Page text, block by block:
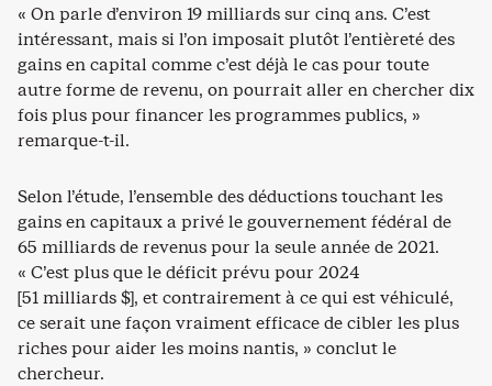
« On parle d’environ 19 milliards sur cinq ans. C’est
intéressant, mais si l’on imposait plutôt l’entièreté des
gains en capital comme c’est déjà le cas pour toute
autre forme de revenu, on pourrait aller en chercher dix
fois plus pour financer les programmes publics, »
remarque-t-il.
Selon l’étude, l’ensemble des déductions touchant les
gains en capitaux a privé le gouvernement fédéral de
65 milliards de revenus pour la seule année de 2021.
« C’est plus que le déficit prévu pour 2024
[51 milliards $], et contrairement à ce qui est véhiculé,
ce serait une façon vraiment efficace de cibler les plus
riches pour aider les moins nantis, » conclut le
chercheur.